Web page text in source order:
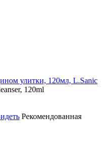
улитки, 120мл, L.Sanic
120ml
Рекомендованная